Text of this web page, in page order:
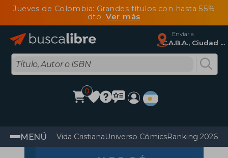
Jueves de Colombia: Grandes títulos con hasta 55%
dtoVer más
Enviar a
C.A.B.A., Ciudad Autónoma De Buenos Aires
0
MENÚ Vida CristianaUniverso CómicsRanking 2026